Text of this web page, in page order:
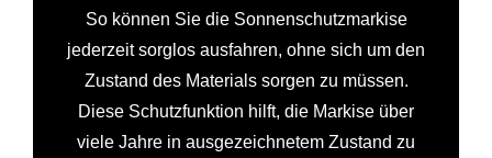
So können Sie die Sonnenschutzmarkise
jederzeit sorglos ausfahren, ohne sich um den
Zustand des Materials sorgen zu müssen.
Diese Schutzfunktion hilft, die Markise über
viele Jahre in ausgezeichnetem Zustand zu